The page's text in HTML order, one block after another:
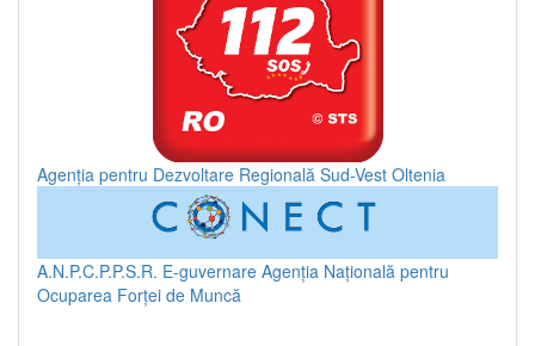
Agenția pentru Dezvoltare Regională Sud-Vest Oltenia
A.N.P.C.P.P.S.R. E-guvernare Agenția Națională pentru
Ocuparea Forței de Muncă